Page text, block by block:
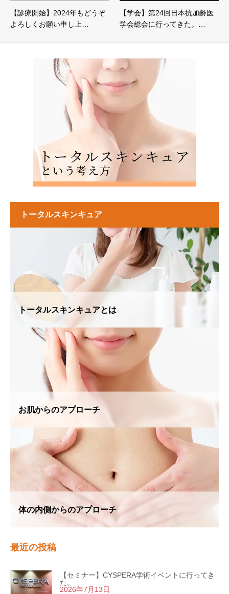
【診療開始】2024年もどうぞ
よろしくお願い申し上…
【学会】第24回日本抗加齢医
学会総会に行ってきた。…
トータルスキンキュア
トータルスキンキュアとは
お肌からのアプローチ
体の内側からのアプローチ
最近の投稿
【セミナー】CYSPERA学術イベントに行ってき
た。
2026年7月13日